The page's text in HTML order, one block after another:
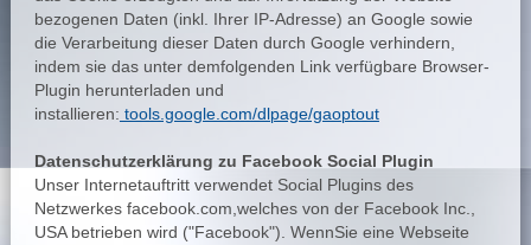
bezogenen Daten (inkl. Ihrer IP-Adresse) an Google sowie
die Verarbeitung dieser Daten durch Google verhindern,
indem sie das unter demfolgenden Link verfügbare Browser-
Plugin herunterladen und
installieren: tools.google.com/dlpage/gaoptout
Datenschutzerklärung zu Facebook Social Plugin
Unser Internetauftritt verwendet Social Plugins des
Netzwerkes facebook.com,welches von der Facebook Inc.,
USA betrieben wird ("Facebook"). WennSie eine Webseite